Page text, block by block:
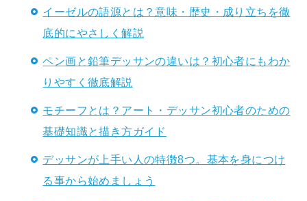
イーゼルの語源とは？意味・歴史・成り立ちを徹
底的にやさしく解説
ペン画と鉛筆デッサンの違いは？初心者にもわか
りやすく徹底解説
モチーフとは？アート・デッサン初心者のための
基礎知識と描き方ガイド
デッサンが上手い人の特徴8つ。基本を身につけ
る事から始めましょう